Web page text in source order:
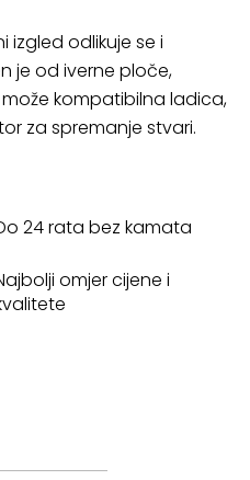
odlikuje se i
je od iverne ploče,
kompatibilna ladica,
za spremanje stvari.
24 rata bez kamata
omjer cijene i